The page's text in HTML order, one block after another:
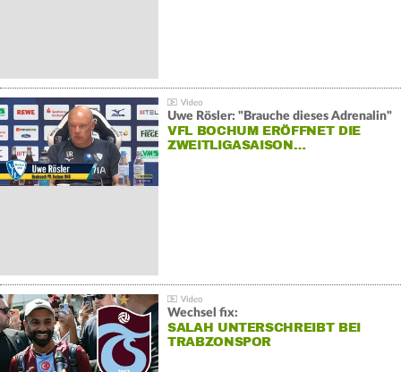
Uwe Rösler: "Brauche dieses Adrenalin"
VFL BOCHUM ERÖFFNET DIE
ZWEITLIGASAISON…
Wechsel fix:
SALAH UNTERSCHREIBT BEI
TRABZONSPOR